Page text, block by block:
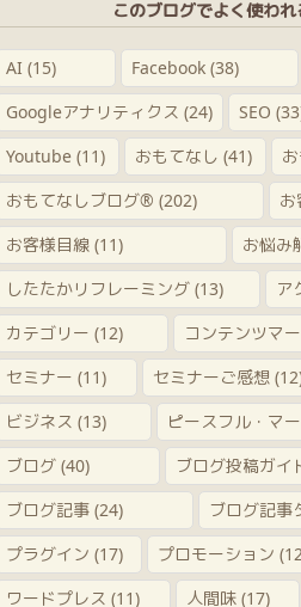
このブログでよく使わ
AI (15) Facebook(38)
Googleアナリティクス (24) SEO
Youtube(11) おもてなし (41)
おもてなしブログ® (202) お
お客様目線(11) お悩み
したたかリフレーミング(13) ア
カテゴリー (12) コンテンツマ
セミナー (11) セミナーご感想
ビジネス (13) ピースフル・マ
ブログ(40) ブログ投稿ガイ
ブログ記事(24) ブログ記事
プラグイン (17) プロモーション
ワードプレス (11) 人間味(17)